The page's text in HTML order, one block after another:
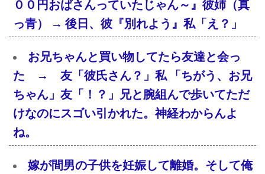
００円おばさんっていたじゃん～』彼姉（真
っ青） → 後日、彼『別れよう』私「え？」
お兄ちゃんと買い物してたら友達と会っ
た → 友「彼氏さん？」私 「ちがう、お兄
ちゃん」友「！？」兄と腕組んで歩いてただ
けなのにスゴい引かれた。神経わからんよ
ね。
嫁が間男の子供を妊娠して離婚。そして俺